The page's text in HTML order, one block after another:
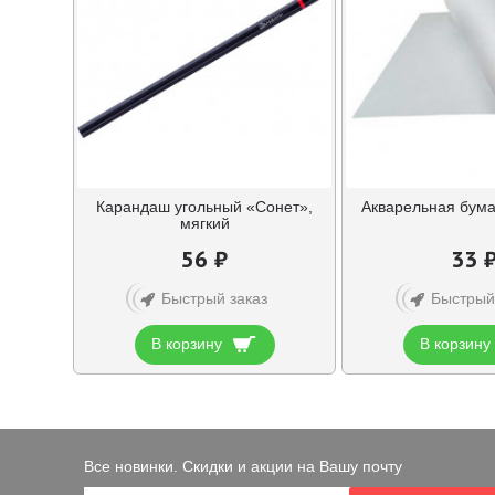
Карандаш угольный «Сонет»,
мягкий
56 ₽
Быстрый заказ
В корзину
Акварельная
33
Быстрый
В корзину
Все новинки. Скидки и акции на Вашу почту